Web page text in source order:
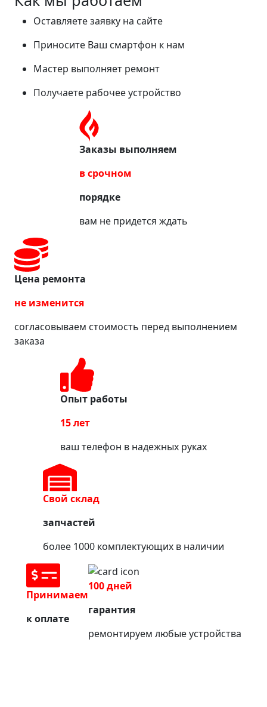
Оставляете заявку на сайте
Приносите Ваш смартфон к нам
Мастер выполняет ремонт
Получаете рабочее устройство
Заказы выполняем
в срочном
порядке
вам не придется ждать
Цена ремонта
не изменится
согласовываем стоимость перед выполнением
заказа
Опыт работы
15 лет
ваш телефон в надежных руках
Свой склад
запчастей
более 1000 комплектующих в наличии
Принимаем
к оплате
100 дней
гарантия
ремонтируем любые устройства